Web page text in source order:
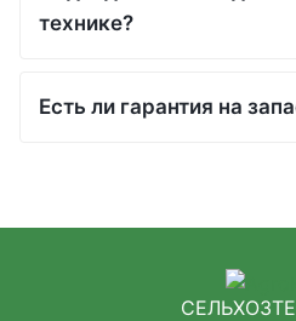
технике?
Есть ли гарантия на